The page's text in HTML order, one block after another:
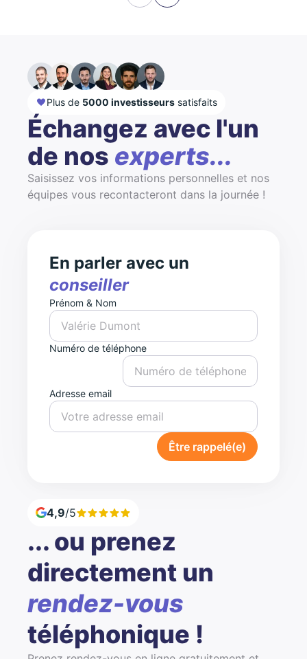
Plus de 5000 investisseurs satisfaits
Échangez avec l'un
de nos experts...
Saisissez vos informations personnelles et nos
équipes vous recontacteront dans la journée !
En parler avec un
conseiller
Prénom & Nom
Numéro de téléphone
Adresse email
Être rappelé(e)
4,9/5
... ou prenez
directement un
rendez-vous
téléphonique !